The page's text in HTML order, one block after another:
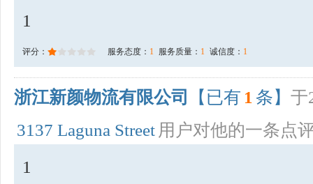
1
评分： 服务态度： 1 服务质量： 1 诚信度： 1
浙江新颜物流有限公司 【已有 1 条】 于
3137 Laguna Street 用户对他的一条点
1